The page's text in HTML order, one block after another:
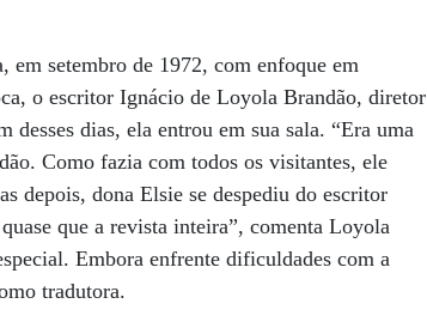
em setembro de 1972, com enfoque em
o escritor Ignácio de Loyola Brandão, diretor
desses dias, ela entrou em sua sala. “Era uma
Como fazia com todos os visitantes, ele
depois, dona Elsie se despediu do escritor
que a revista inteira”, comenta Loyola
Embora enfrente dificuldades com a
tradutora.